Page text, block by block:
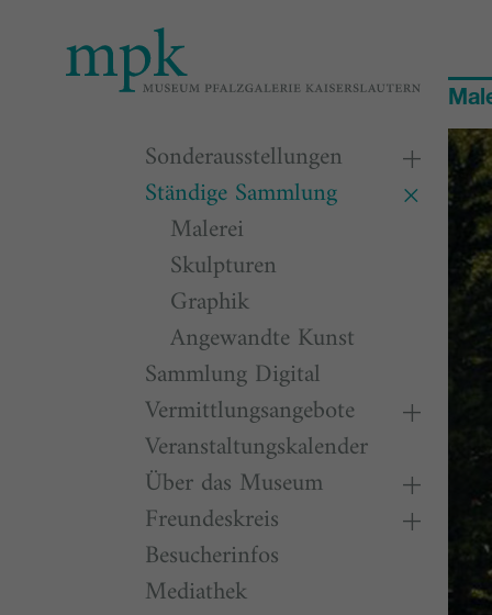
Sonderausstellungen
Ständige Sammlung
Malerei
Skulpturen
Graphik
Angewandte Kunst
Sammlung Digital
Vermittlungsangebote
Veranstaltungskalender
Über das Museum
Freundeskreis
Besucherinfos
Mediathek